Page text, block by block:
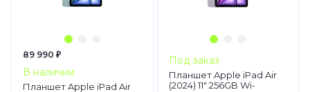
89 990 ₽
В наличии
Планшет Apple iPad Air
Под заказ
Планшет Apple iPad Air
(2024) 11" 256GB Wi-